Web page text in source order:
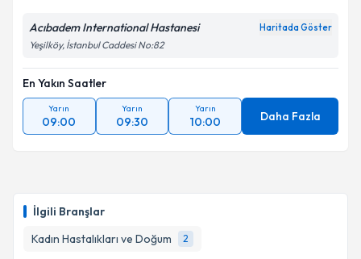
İlgili Branşlar
Kadın Hastalıkları ve Doğum
2
Acıbadem International Hastanesi Haritada Göster
Yeşilköy, İstanbul Caddesi No:82
En Yakın Saatler
Yarın
09:00
Yarın
09:30
Yarın
10:00 Daha Fazla